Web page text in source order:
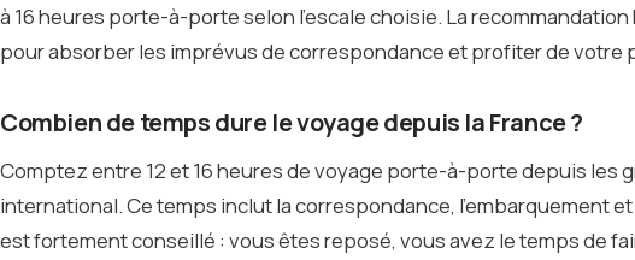
à 16 heures porte-à-porte selon l’escale choisie. La
pour absorber les imprévus de correspondance et profiter de votre
Combien de temps dure le voyage depuis la France ?
Comptez entre 12 et 16 heures de voyage porte-à-porte depuis les
international. Ce temps inclut la correspondance, l’embarquement
est fortement conseillé : vous êtes reposé, vous avez le temps de